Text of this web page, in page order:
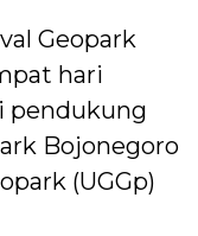
Geopark
hari
pendukung
Bojonegoro
(UGGp)